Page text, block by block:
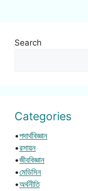
Search
Categories
•পদার্থবিজ্ঞান
•রসায়ন
•জীববিজ্ঞান
•মেডিসিন
•অর্থনীতি